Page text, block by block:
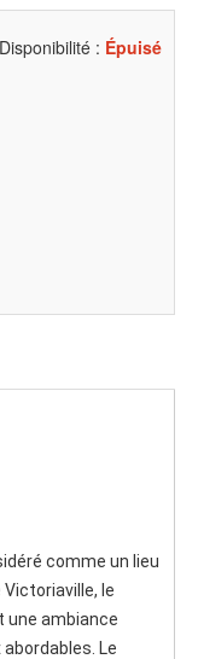
Disponibilité : Épuisé
comme un lieu
le
une ambiance
Le